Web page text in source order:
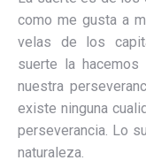
como me gusta a
velas de los
suerte la
nuestra
existe ninguna
perseverancia. Lo
naturaleza.